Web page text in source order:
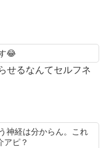
😂
せるなんてセルフネ
神経は分からん。これ
アピ？